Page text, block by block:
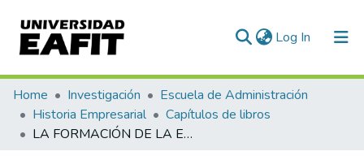
Log In (current)
Communities & Collections
All of DSpace
Home Investigación
Escuela de Administración
Historia Empresarial
Capítulos de libros
LA FORMACIÓN DE LA ESCUELA DE MINAS DE MEDELLÍN Y EL APORTE DE SUS INGENIEROS COMO ADMINISTRADORES EN ORGANIZACIONES COLOMBIANAS PÚBLICAS Y PRIVADAS (1911-1959)